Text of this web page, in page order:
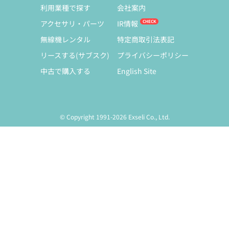
利用業種で探す
アクセサリ・パーツ
無線機レンタル
リースする(サブスク)
中古で購入する
会社案内
IR情報
特定商取引法表記
プライバシーポリシー
English Site
© Copyright 1991-2026 Exseli Co., Ltd.